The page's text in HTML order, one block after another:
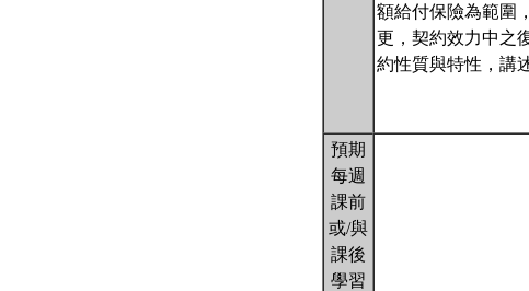
額給付保險為範圍
更，契約效力中之
約性質與特性，講
預期
每週
課前
或/與
課後
學習